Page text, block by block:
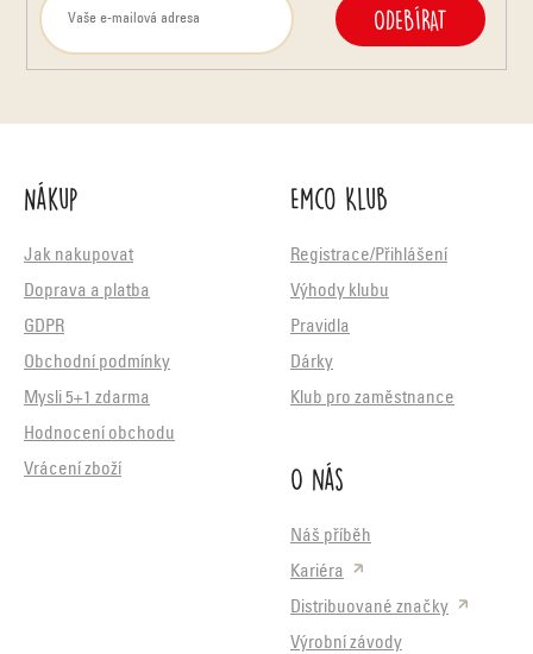
ODEBÍRAT
Nákup
Jak nakupovat
Doprava a platba
GDPR
Obchodní podmínky
Mysli 5+1 zdarma
Hodnocení obchodu
Vrácení zboží
Emco Klub
Registrace/Přihlášení
Výhody klubu
Pravidla
Dárky
Klub pro zaměstnance
O nás
Náš příběh
Kariéra
Distribuované značky
Výrobní závody